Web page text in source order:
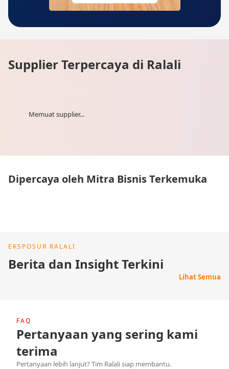
Supplier Terpercaya di Ralali
Memuat supplier...
Dipercaya oleh Mitra Bisnis Terkemuka
EKSPOSUR RALALI
Berita dan Insight Terkini
Lihat Semua
FAQ
Pertanyaan yang sering kami
terima
Pertanyaan lebih lanjut? Tim Ralali siap membantu.